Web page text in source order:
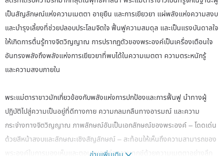
เป็นสัญลักษณ์แห่งความเมตตา อายุยืน และการเยียวยา แผ่พลังแห่งความสงบ
และบำรุงเลี้ยงที่ช่วยปลอบประโลมจิตใจ ฟื้นฟูความสมดุล และเป็นแรงบันดาลใจ
ให้เกิดการตื่นรู้ทางจิตวิญญาณ การปรากฏตัวของพระองค์เป็นเครื่องเตือนใจ
อันทรงพลังถึงพลังแห่งการเยียวยาที่พบได้ในความเมตตา ความตระหนักรู้
และความสงบภายใน
พระแม่ตาราขาวมักเกี่ยวข้องกับพลังแห่งการปกป้องและการฟื้นฟู นำทางผู้
ปฏิบัติไปสู่ความเป็นอยู่ที่ดีทางกาย ความกลมกลืนทางอารมณ์ และความ
กระจ่างทางจิตวิญญาณ ภาพลักษณ์อันเป็นเอกลักษณ์ของพระองค์ – โดดเด่น
ด้วยสีหน้าสงบและลักษณะเชิงสัญลักษณ์ – สะท้อนให้เห็นถึงความสามารถของ
พระองค์ในการมองเห็นและตอบสนองต่อความทุกข์ด้วยความเมตตาอย่างลึก
อ่านเพิ่มเติม